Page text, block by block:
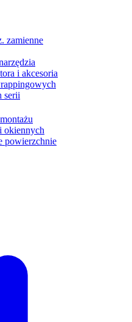
zamienne
i akcesoria
serii
okiennych
powierzchnie